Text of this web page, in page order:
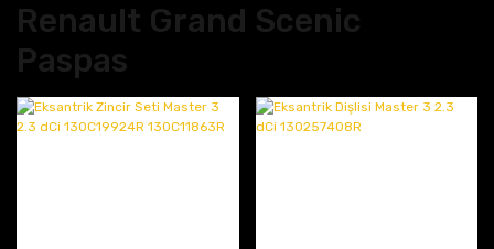
Renault Grand Scenic
Paspas